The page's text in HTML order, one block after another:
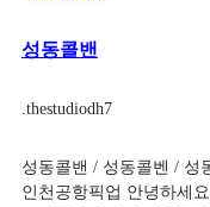
성동콜밴
.thestudiodh7
성동콜밴 / 성동콜벤 / 성
인천공항픽업 안녕하세